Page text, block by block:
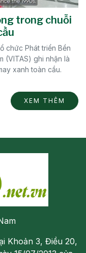
trong chuỗi
chức Phát triển Bền
(VITAS) ghi nhận là
xanh toàn cầu.
XEM THÊM
Khoản 3, Điều 20,